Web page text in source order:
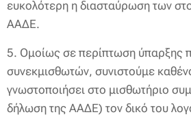
ευκολότερη η διασταύρωση των
ΑΑΔΕ.
5. Ομοίως σε περίπτωση ύπαρξης
συνεκμισθωτών, συνιστούμε
γνωστοποιήσει στο μισθωτήριο
δήλωση της ΑΑΔΕ) τον δικό του